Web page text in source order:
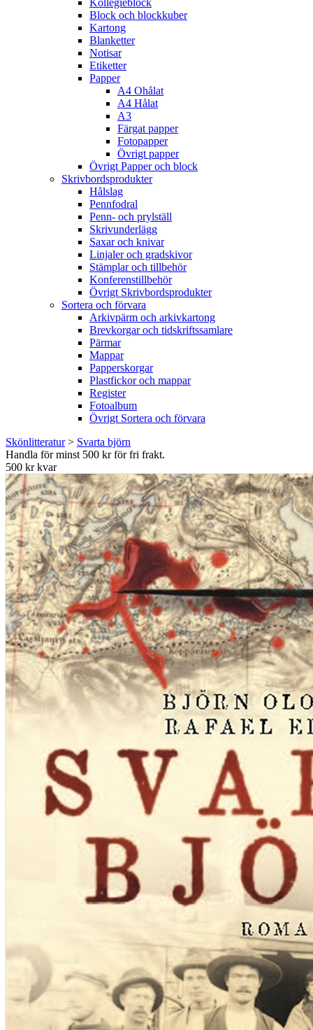
Kollegieblock
Block och blockkuber
Kartong
Blanketter
Notisar
Etiketter
Papper
A4 Ohålat
A4 Hålat
A3
Färgat papper
Fotopapper
Övrigt papper
Övrigt Papper och block
Skrivbordsprodukter
Hålslag
Pennfodral
Penn- och prylställ
Skrivunderlägg
Saxar och knivar
Linjaler och gradskivor
Stämplar och tillbehör
Konferenstillbehör
Övrigt Skrivbordsprodukter
Sortera och förvara
Arkivpärm och arkivkartong
Brevkorgar och tidskriftssamlare
Pärmar
Mappar
Papperskorgar
Plastfickor och mappar
Register
Fotoalbum
Övrigt Sortera och förvara
Skönlitteratur> Svarta björn
Handla för minst 500 kr för fri frakt.
500 kr kvar